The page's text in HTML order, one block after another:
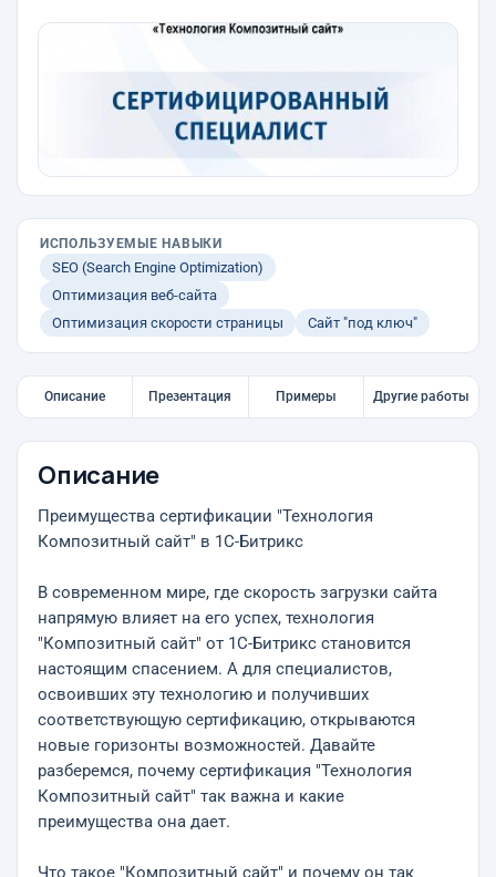
ИСПОЛЬЗУЕМЫЕ НАВЫКИ
SEO (Search Engine Optimization)
Оптимизация веб-сайта
Оптимизация скорости страницы
Сайт "под ключ"
Описание Презентация Примеры Другие работы
Описание
Преимущества сертификации "Технология
Композитный сайт" в 1С-Битрикс
В современном мире, где скорость загрузки сайта
напрямую влияет на его успех, технология
"Композитный сайт" от 1С-Битрикс становится
настоящим спасением. А для специалистов,
освоивших эту технологию и получивших
соответствующую сертификацию, открываются
новые горизонты возможностей. Давайте
разберемся, почему сертификация "Технология
Композитный сайт" так важна и какие
преимущества она дает.
Что такое "Композитный сайт" и почему он так